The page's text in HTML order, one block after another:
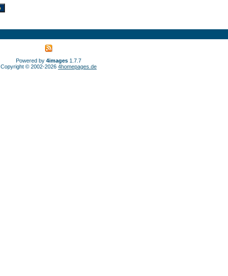
Powered by 4images 1.7.7
Copyright © 2002-2026 4homepages.de